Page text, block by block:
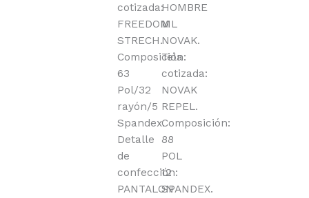
cotizada:
FREEDOM
STRECH.
Composición:
63
Pol/32
rayón/5
Spandex.
Detalle
de
confección:
PANTALON
HOMBRE
ML
NOVAK.
Tela
cotizada:
NOVAK
REPEL.
Composición:
88
POL
12
SPANDEX.